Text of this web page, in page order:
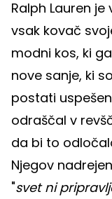
Ralph Lauren
vsak kovač
modni kos, ki
nove sanje, ki
postati
odraščal v
da bi to
Njegov
"svet ni